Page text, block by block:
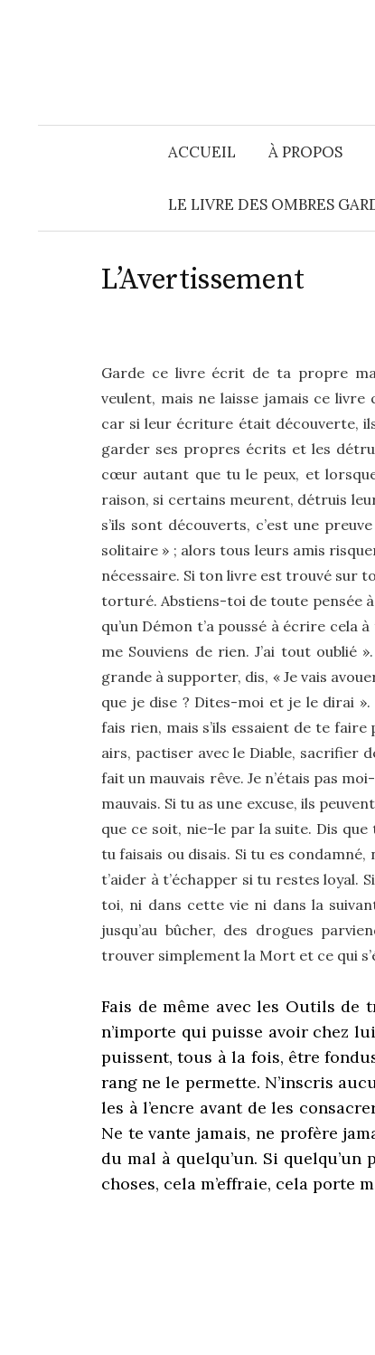
ACCUEIL À PROPOS
LE LIVRE DES OMBRES
L’Avertissement
Garde ce livre écrit de ta propre
veulent, mais ne laisse jamais ce
car si leur écriture était découverte,
garder ses propres écrits et les
cœur autant que tu le peux, et
raison, si certains meurent, détruis
s’ils sont découverts, c’est une
solitaire » ; alors tous leurs amis
nécessaire. Si ton livre est trouvé sur
torturé. Abstiens-toi de toute pensée
qu’un Démon t’a poussé à écrire cela
me Souviens de rien. J’ai tout
grande à supporter, dis, « Je vais
que je dise ? Dites-moi et je le dirai
fais rien, mais s’ils essaient de te
airs, pactiser avec le Diable, sacrifier
fait un mauvais rêve. Je n’étais pas
mauvais. Si tu as une excuse, ils
que ce soit, nie-le par la suite. Dis
tu faisais ou disais. Si tu es
t’aider à t’échapper si tu restes loyal.
toi, ni dans cette vie ni dans la
jusqu’au bûcher, des drogues
trouver simplement la Mort et ce qui
Fais de même avec les Outils de
n’importe qui puisse avoir chez
puissent, tous à la fois, être
rang ne le permette. N’inscris
les à l’encre avant de les
Ne te vante jamais, ne profère
du mal à quelqu’un. Si
choses, cela m’effraie, cela porte